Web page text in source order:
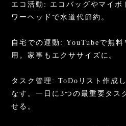
エコ活動: エコバッグやマイボ
ワーヘッドで水道代節約。
自宅での運動: YouTubeで無料
用。家事もエクササイズに。
タスク管理: ToDoリスト作成
なす。一日に3つの最重要タス
せる。